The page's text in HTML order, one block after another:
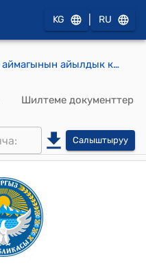
KG RU
Акназаров айыл аймагынын айылдык кеңешинин 2025-жылдын 23-сентябрындагы № 3 "Жайыт жерлердин жер салыктары жөнүндө" токтому
Шилтеме документтер
Салыштыруу